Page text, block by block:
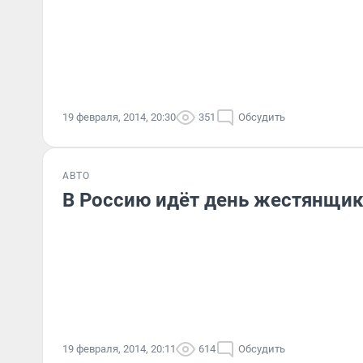
19 февраля, 2014, 20:30 351 Обсудить
АВТО
В Россию идёт день
19 февраля, 2014, 20:11 614 Обсудить